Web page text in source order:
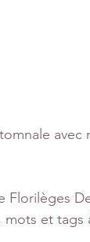
avec
Florilèges
mots et tags